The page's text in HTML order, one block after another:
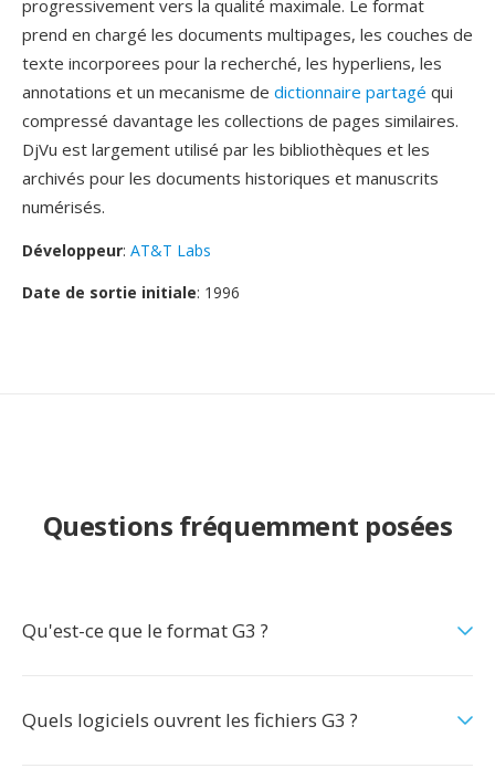
progressivement vers la qualité maximale. Le format
prend en chargé les documents multipages, les couches de
texte incorporees pour la recherché, les hyperliens, les
annotations et un mecanisme de dictionnaire partagé qui
compressé davantage les collections de pages similaires.
DjVu est largement utilisé par les bibliothèques et les
archivés pour les documents historiques et manuscrits
numérisés.
Développeur: AT&T Labs
Date de sortie initiale: 1996
Questions fréquemment posées
Qu'est-ce que le format G3 ?
Quels logiciels ouvrent les fichiers G3 ?